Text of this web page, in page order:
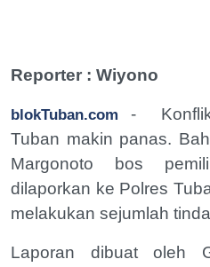
Reporter : Wiyono
blokTuban.com -
Tuban makin panas.
Margonoto bos
dilaporkan ke Polres
melakukan sejumlah
Laporan dibuat oleh